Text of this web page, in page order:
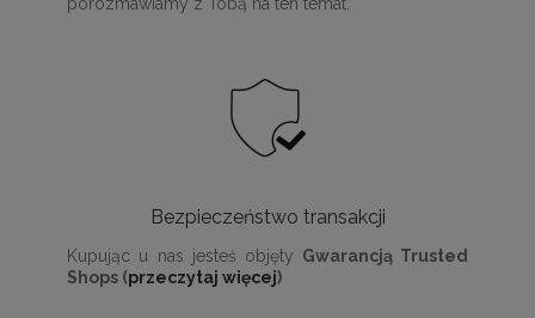
Bezpieczeństwo transakcji
Kupując u nas jesteś objęty Gwarancją Trusted
Shops (przeczytaj więcej)